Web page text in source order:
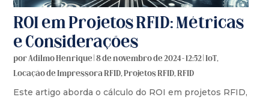
ROI em Projetos RFID: Métricas
e Considerações
porAdilmo Henrique|8 de novembro de 2024 - 12:52|IoT,
Locação de Impressora RFID,Projetos RFID,RFID
Este artigo aborda o cálculo do ROI em projetos RFID,